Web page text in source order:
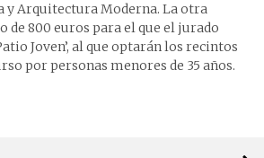
Arquitectura Moderna. La otra
de 800 euros para el que el jurado
Joven’, al que optarán los recintos
por personas menores de 35 años.